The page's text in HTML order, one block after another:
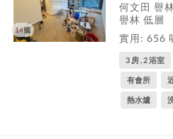
14圖
何文田 譽
譽林 低層
實用: 656
3 房 , 2 浴室
有會所
熱水爐